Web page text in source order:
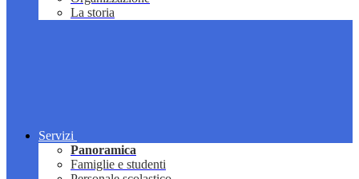
La storia
Servizi
Panoramica
Famiglie e studenti